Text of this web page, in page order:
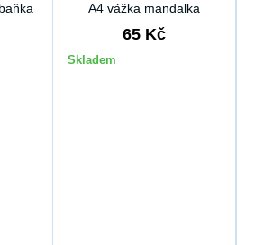
A4 vážka mandalka
65 Kč
Skladem